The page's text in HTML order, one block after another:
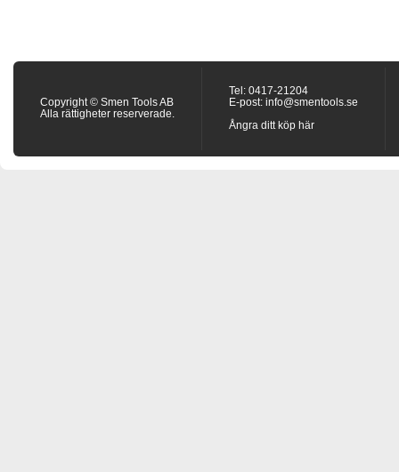
Copyright © Smen Tools AB
Alla rättigheter reserverade.
Tel: 0417-21204
E-post: info@smentools.se
Ångra ditt köp här